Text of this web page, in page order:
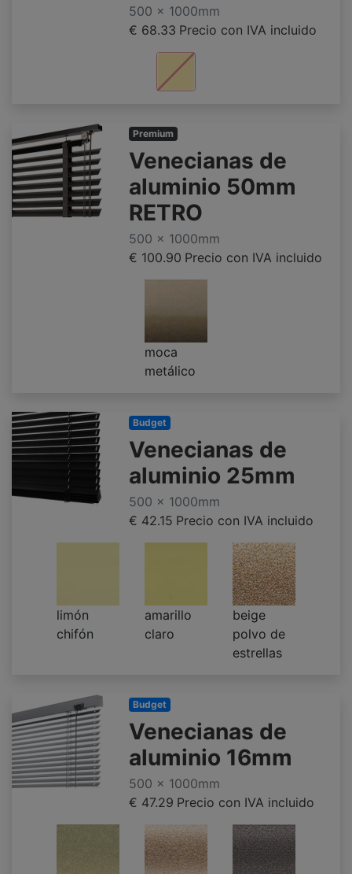
500 x 1000mm
€ 68.33 Precio con IVA incluido
Premium
Venecianas de
aluminio 50mm
RETRO
500 x 1000mm
€ 100.90 Precio con IVA incluido
moca
metálico
Budget
Venecianas de
aluminio 25mm
500 x 1000mm
€ 42.15 Precio con IVA incluido
limón
chifón
amarillo
claro
beige
polvo de
estrellas
Budget
Venecianas de
aluminio 16mm
500 x 1000mm
€ 47.29 Precio con IVA incluido